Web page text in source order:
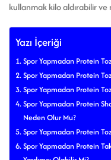
kullanmak kilo aldırabilir
Yazı İçeriği
Spor Yapmadan Protein
Spor Yapmadan Protein
Spor Yapmadan Protein
Spor Yapmadan Protein
Neden Olur Mu?
Spor Yapmadan Protein
Spor Yapmadan Protein